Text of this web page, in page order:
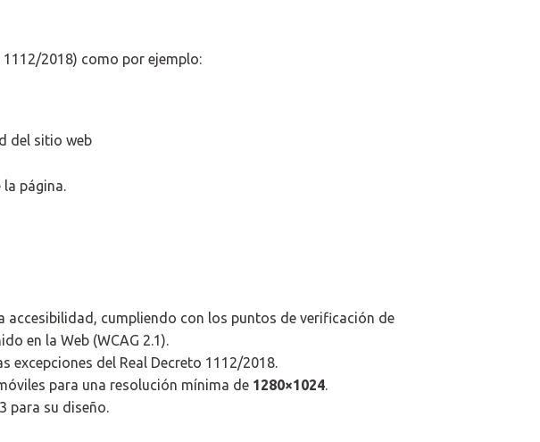
2018) como por ejemplo:
del sitio web
página.
accesibilidad, cumpliendo con los puntos de verificación de
en la Web (WCAG 2.1).
excepciones del Real Decreto 1112/2018.
para una resolución mínima de 1280×1024.
para su diseño.